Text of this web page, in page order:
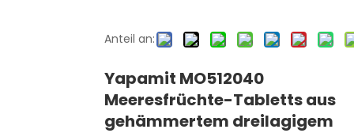
Anteil an:
Yapamit MO512040
Meeresfrüchte-Tabletts aus
gehämmertem dreilagigem